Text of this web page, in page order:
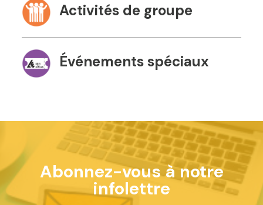
Activités de groupe
Événements spéciaux
Abonnez-vous à notre
infolettre